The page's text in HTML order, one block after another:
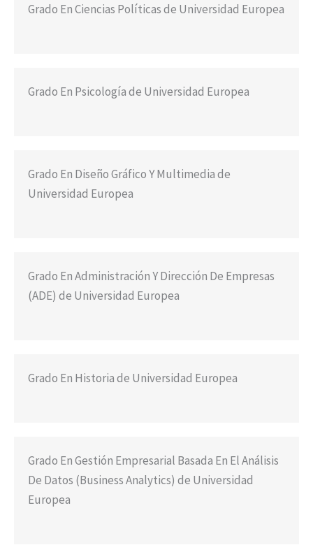
Grado En Ciencias Políticas de Universidad Europea
Grado En Psicología de Universidad Europea
Grado En Diseño Gráfico Y Multimedia de
Universidad Europea
Grado En Administración Y Dirección De Empresas
(ADE) de Universidad Europea
Grado En Historia de Universidad Europea
Grado En Gestión Empresarial Basada En El Análisis
De Datos (Business Analytics) de Universidad
Europea